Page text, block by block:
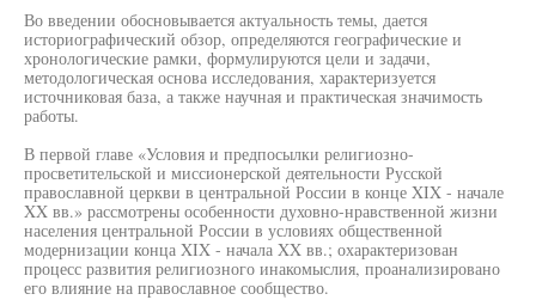
Во введении обосновывается актуальность темы, дается
историографический обзор, определяются географические и
хронологические рамки, формулируются цели и задачи,
методологическая основа исследования, характеризуется
источниковая база, а также научная и практическая значимость
работы.
В первой главе «Условия и предпосылки религиозно-
просветительской и миссионерской деятельности Русской
православной церкви в центральной России в конце XIX - начале
XX вв.» рассмотрены особенности духовно-нравственной жизни
населения центральной России в условиях общественной
модернизации конца XIX - начала XX вв.; охарактеризован
процесс развития религиозного инакомыслия, проанализировано
его влияние на православное сообщество.